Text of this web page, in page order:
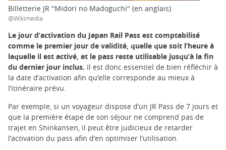
Billetterie JR "Midori no Madoguchi" (en anglais)
@Wikimedia
Le jour d’activation du Japan Rail Pass est comptabilisé
comme le premier jour de validité, quelle que soit l’heure à
laquelle il est activé, et le pass reste utilisable jusqu’à la fin
du dernier jour inclus. Il est donc essentiel de bien réfléchir à
la date d’activation afin qu’elle corresponde au mieux à
l’itinéraire prévu.
Par exemple, si un voyageur dispose d’un JR Pass de 7 jours et
que la première étape de son séjour ne comprend pas de
trajet en Shinkansen, il peut être judicieux de retarder
l’activation du pass afin d’en optimiser l’utilisation.